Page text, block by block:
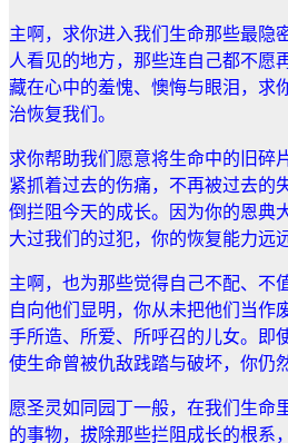
主啊，求你进入我们生命那些最隐
人看见的地方，那些连自己都不愿
藏在心中的羞愧、懊悔与眼泪，求
治恢复我们。
求你帮助我们愿意将生命中的旧碎
紧抓着过去的伤痛，不再被过去的
倒拦阻今天的成长。因为你的恩典
大过我们的过犯，你的恢复能力远
主啊，也为那些觉得自己不配、不
自向他们显明，你从未把他们当作
手所造、所爱、所呼召的儿女。即
使生命曾被仇敌践踏与破坏，你仍
愿圣灵如同园丁一般，在我们生命
的事物，拔除那些拦阻成长的根系